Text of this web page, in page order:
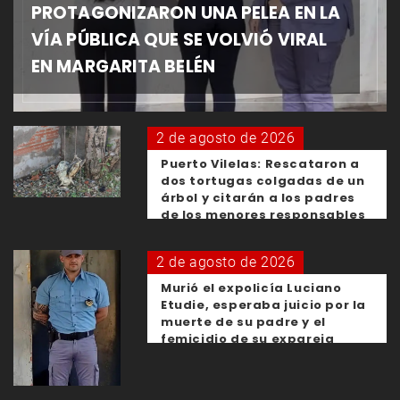
PROTAGONIZARON UNA PELEA EN LA
VÍA PÚBLICA QUE SE VOLVIÓ VIRAL
EN MARGARITA BELÉN
2 de agosto de 2026
Puerto Vilelas: Rescataron a
dos tortugas colgadas de un
árbol y citarán a los padres
de los menores responsables
2 de agosto de 2026
Murió el expolicía Luciano
Etudie, esperaba juicio por la
muerte de su padre y el
femicidio de su expareja